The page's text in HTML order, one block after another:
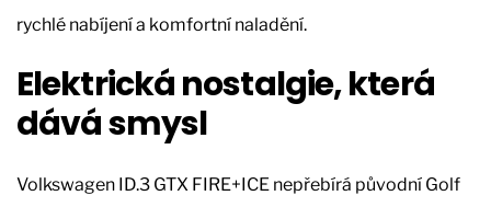
rychlé nabíjení a komfortní naladění.
Elektrická nostalgie, která
dává smysl
Volkswagen ID.3 GTX FIRE+ICE nepřebírá původní Golf